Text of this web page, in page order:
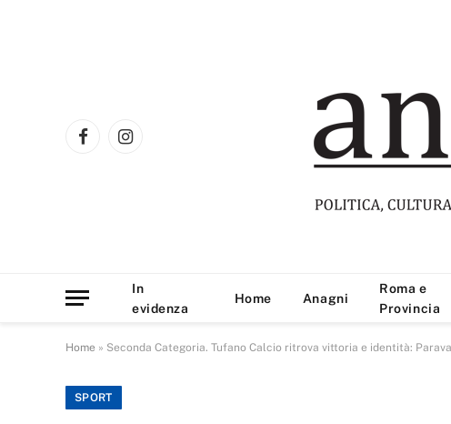
FacebookInstagram
In
evidenza
Home Anagni
Roma e
Provincia
Home » Seconda Categoria. Tufano Calcio ritrova vittoria e identità:
SPORT